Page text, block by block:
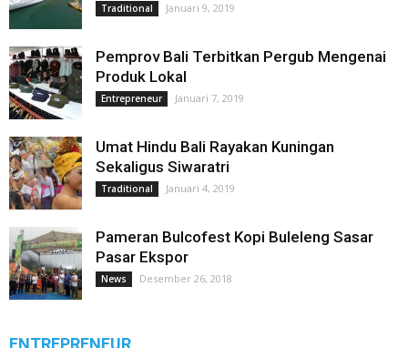
Traditional Januari 9, 2019
Pemprov Bali Terbitkan Pergub Mengenai
Produk Lokal
Entrepreneur Januari 7, 2019
Umat Hindu Bali Rayakan Kuningan
Sekaligus Siwaratri
Traditional Januari 4, 2019
Pameran Bulcofest Kopi Buleleng Sasar
Pasar Ekspor
News Desember 26, 2018